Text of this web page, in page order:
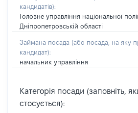
кандидатів):
Головне управління національної
Дніпропетровській області
Займана посада (або посада, на яку
кандидат):
начальник управління
Категорія посади (заповніть,
стосується):